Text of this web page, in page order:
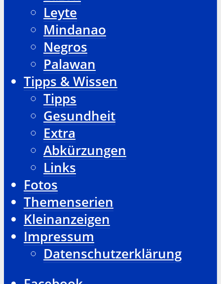
Leyte
Mindanao
Negros
Palawan
Tipps & Wissen
Tipps
Gesundheit
Extra
Abkürzungen
Links
Fotos
Themenserien
Kleinanzeigen
Impressum
Datenschutzerklärung